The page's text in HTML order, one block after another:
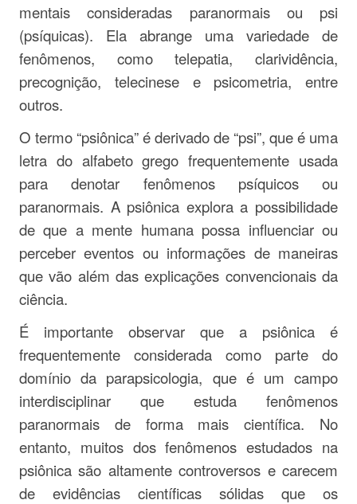
mentais consideradas paranormais ou psi
(psíquicas). Ela abrange uma variedade de
fenômenos, como telepatia, clarividência,
precognição, telecinese e psicometria, entre
outros.
O termo “psiônica” é derivado de “psi”, que é uma
letra do alfabeto grego frequentemente usada
para denotar fenômenos psíquicos ou
paranormais. A psiônica explora a possibilidade
de que a mente humana possa influenciar ou
perceber eventos ou informações de maneiras
que vão além das explicações convencionais da
ciência.
É importante observar que a psiônica é
frequentemente considerada como parte do
domínio da parapsicologia, que é um campo
interdisciplinar que estuda fenômenos
paranormais de forma mais científica. No
entanto, muitos dos fenômenos estudados na
psiônica são altamente controversos e carecem
de evidências científicas sólidas que os